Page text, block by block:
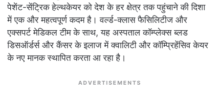
पेशेंट-सेंट्रिक हेल्थकेयर को देश के हर क्षेत्र तक पहुंचाने की दिशा
में एक और महत्वपूर्ण कदम है। वर्ल्ड-क्लास फैसिलिटीज और
एक्सपर्ट मेडिकल टीम के साथ, यह अस्पताल ​कॉम्प्लेक्स ब्लड
डिसऑर्डर्स और कैंसर के इलाज में क्वालिटी और कॉम्प्रिहेंसिव केयर
के नए मानक स्थापित करता आ रहा है।
ADVERTISEMENTS